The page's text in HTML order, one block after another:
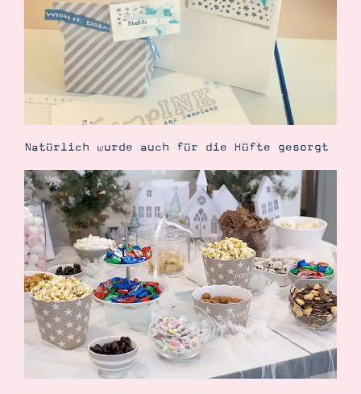
Natürlich wurde auch für die Hüfte gesorgt